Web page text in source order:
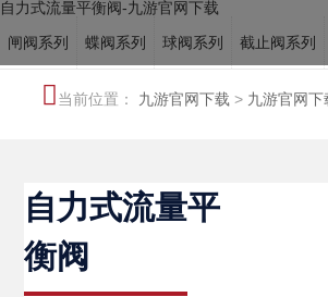
自力式流量平衡阀-九游官网下载
闸阀系列
蝶阀系列 球阀系列 截止阀系列
电站阀系列 调节阀系列 冶金阀系列 水力
当前位置： 九游官网下载 > 九游官网
自力式流量平
衡阀